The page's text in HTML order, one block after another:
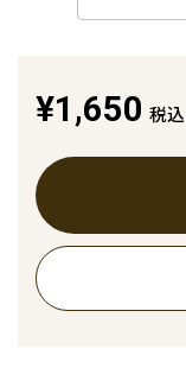
¥1,650 税込